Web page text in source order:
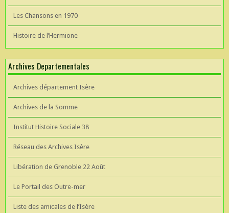
Les Chansons en 1970
Histoire de l’Hermione
Archives Departementales
Archives département Isère
Archives de la Somme
Institut Histoire Sociale 38
Réseau des Archives Isère
Libération de Grenoble 22 Août
Le Portail des Outre-mer
Liste des amicales de l’Isère